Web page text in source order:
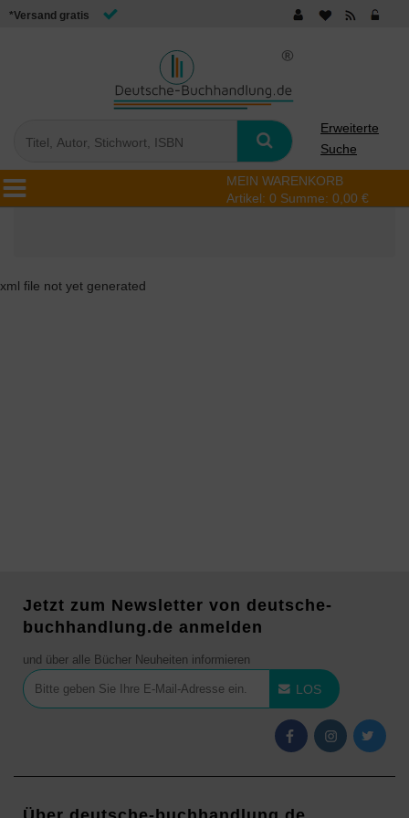
*Versand gratis
Erweiterte
Suche
MEIN WARENKORB
Artikel: 0 Summe: 0,00 €
xml file not yet generated
Jetzt zum Newsletter von deutsche-
buchhandlung.de anmelden
und über alle Bücher Neuheiten informieren
LOS